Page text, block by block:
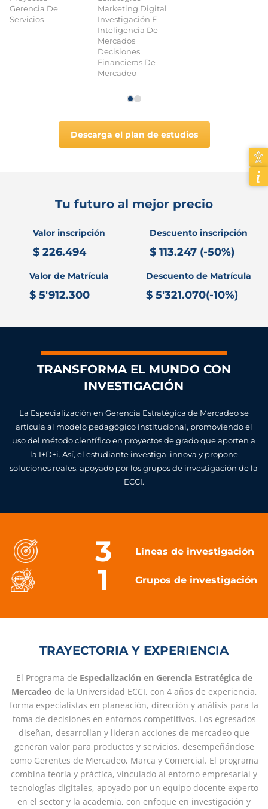
Gerencia De
Servicios
Marketing Digital
Investigación E
Inteligencia De
Mercados
Decisiones
Financieras De
Mercadeo
Descarga el plan de estudios
Tu futuro al mejor precio
Valor inscripción
$ 226.494
Descuento inscripción
$ 113.247 (-50%)
Valor de Matrícula
$ 5'912.300
Descuento de Matrícula
$ 5'321.070(-10%)
TRANSFORMA EL MUNDO CON
INVESTIGACIÓN
La Especialización en Gerencia Estratégica de Mercadeo se
articula al modelo pedagógico institucional, promoviendo el
uso del método científico en proyectos de grado que aporten a
la I+D+i. Así, el estudiante investiga, innova y propone
soluciones reales, apoyado por los grupos de investigación de la
ECCI.
3 Líneas de investigación
1 Grupos de investigación
TRAYECTORIA Y EXPERIENCIA
El Programa de Especialización en Gerencia Estratégica de
Mercadeo de la Universidad ECCI, con 4 años de experiencia,
forma especialistas en planeación, dirección y análisis para la
toma de decisiones en entornos competitivos. Los egresados
diseñan, desarrollan y lideran acciones de mercadeo que
generan valor para productos y servicios, desempeñándose
como Gerentes de Mercadeo, Marca y Comercial. El programa
combina teoría y práctica, vinculado al entorno empresarial y
tecnologías digitales, apoyado por un equipo docente experto
en el sector y la academia, con enfoque en investigación y